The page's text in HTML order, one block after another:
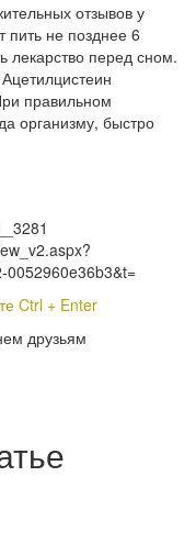
отзывов у
пить не позднее 6
лекарство перед сном.
правильном
организму, быстро
0052960e36b3&t=
Ctrl + Enter
друзьям